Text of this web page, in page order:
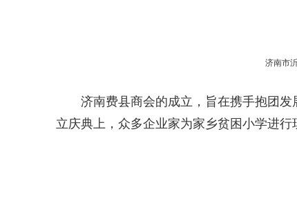
济南市
济南费县商会的成立，旨在携手抱团
立庆典上，众多企业家为家乡贫困小学进行